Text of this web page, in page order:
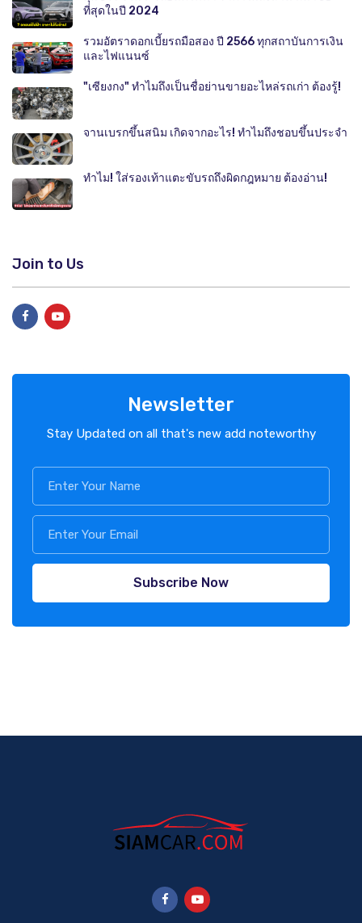
ที่สุดในปี 2024
รวมอัตราดอกเบี้ยรถมือสอง ปี 2566 ทุกสถาบันการเงิน
และไฟแนนซ์
"เซียงกง" ทำไมถึงเป็นชื่อย่านขายอะไหล่รถเก่า ต้องรู้!
จานเบรกขึ้นสนิม เกิดจากอะไร! ทำไมถึงชอบขึ้นประจำ
ทำไม! ใส่รองเท้าแตะขับรถถึงผิดกฎหมาย ต้องอ่าน!
Join to Us
Newsletter
Stay Updated on all that's new add noteworthy
Subscribe Now